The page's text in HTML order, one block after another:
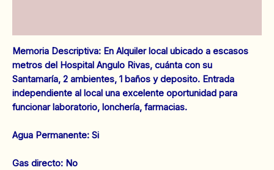
Memoria Descriptiva: En Alquiler local ubicado a escasos
metros del Hospital Angulo Rivas, cuánta con su
Santamaría, 2 ambientes, 1 baños y deposito. Entrada
independiente al local una excelente oportunidad para
funcionar laboratorio, lonchería, farmacias.
‌Agua Permanente: Si
‌Gas directo: No